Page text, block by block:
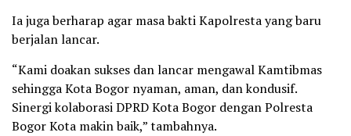
​Ia juga berharap agar masa bakti Kapolresta yang baru
berjalan lancar.
“Kami doakan sukses dan lancar mengawal Kamtibmas
sehingga Kota Bogor nyaman, aman, dan kondusif.
Sinergi kolaborasi DPRD Kota Bogor dengan Polresta
Bogor Kota makin baik,” tambahnya.